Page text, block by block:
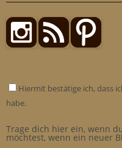
Hiermit bestätige ich, dass
habe.
Trage dich hier ein, wenn
möchtest, wenn ein neuer